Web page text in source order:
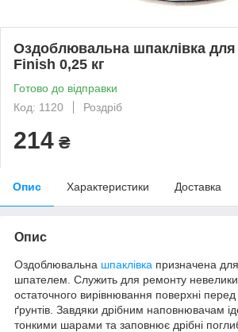
Оздоблювальна шпаклівка
Finish 0,25 кг
Готово до відправки
Код: 1120
Роздріб
214 ₴
Опис Характеристики Доставка
Опис
Оздоблювальна шпаклівка призначена
шпателем. Служить для ремонту
остаточного вирівнювання поверхні
ґрунтів. Завдяки дрібним наповнювачам
тонкими шарами та заповнює дрібні